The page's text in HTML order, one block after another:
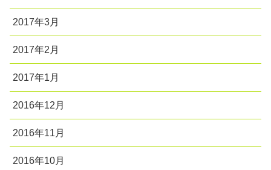
2017年3月
2017年2月
2017年1月
2016年12月
2016年11月
2016年10月